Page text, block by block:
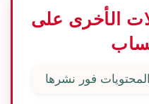
الأخرى على
فور نشرها